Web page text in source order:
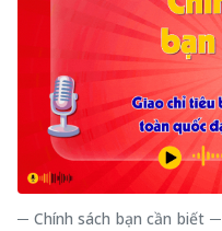
─ Chính sách bạn cần biết ─